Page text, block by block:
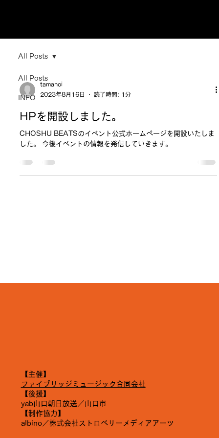
All Posts
INFO
All Posts
tamanoi
2023年8月16日
読了時間: 1分
HPを開設しました。
CHOSHU BEATSのイベント公式ホームページを開設いたしま
した。 今後イベントの情報を発信していきます。
【​主催】
ファイブリッジミュージック合同会社
【後援】
yab山口朝日放送／山口市
【制作協力】
albino／株式会社ストロベリーメディアアーツ